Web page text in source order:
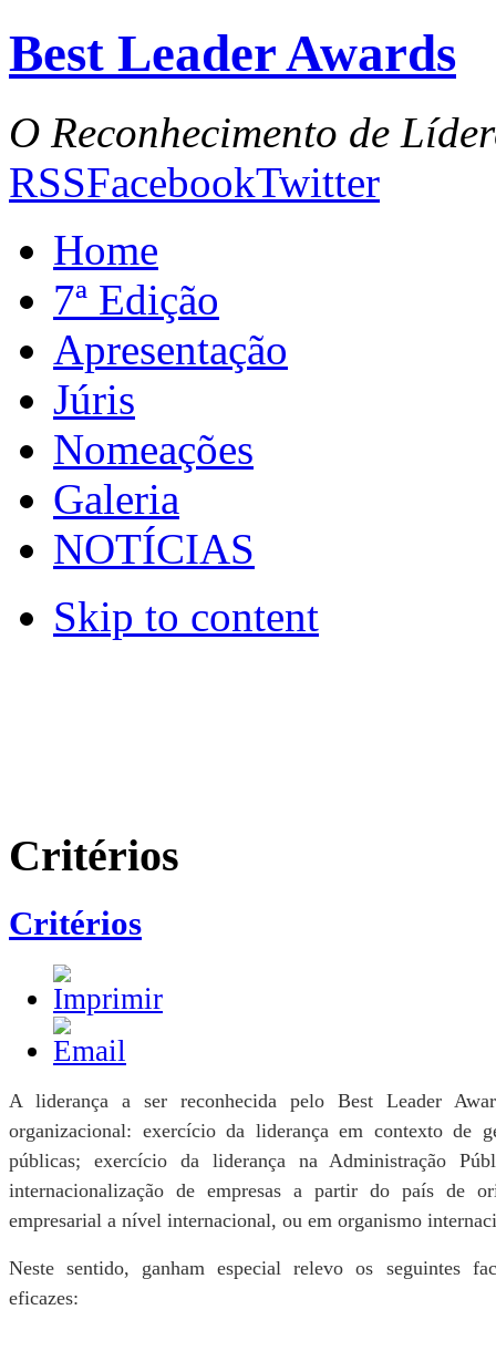
Best Leader Awards
O Reconhecimento de
RSSFacebookTwitter
Home
7ª Edição
Apresentação
Júris
Nomeações
Galeria
NOTÍCIAS
Skip to content
Critérios
Critérios
A liderança a ser reconhecida pelo Best Leader
organizacional: exercício da liderança em contexto de
públicas; exercício da liderança na Administração
internacionalização de empresas a partir do país de
empresarial a nível internacional, ou em organismo
Neste sentido, ganham especial relevo os seguintes
eficazes: